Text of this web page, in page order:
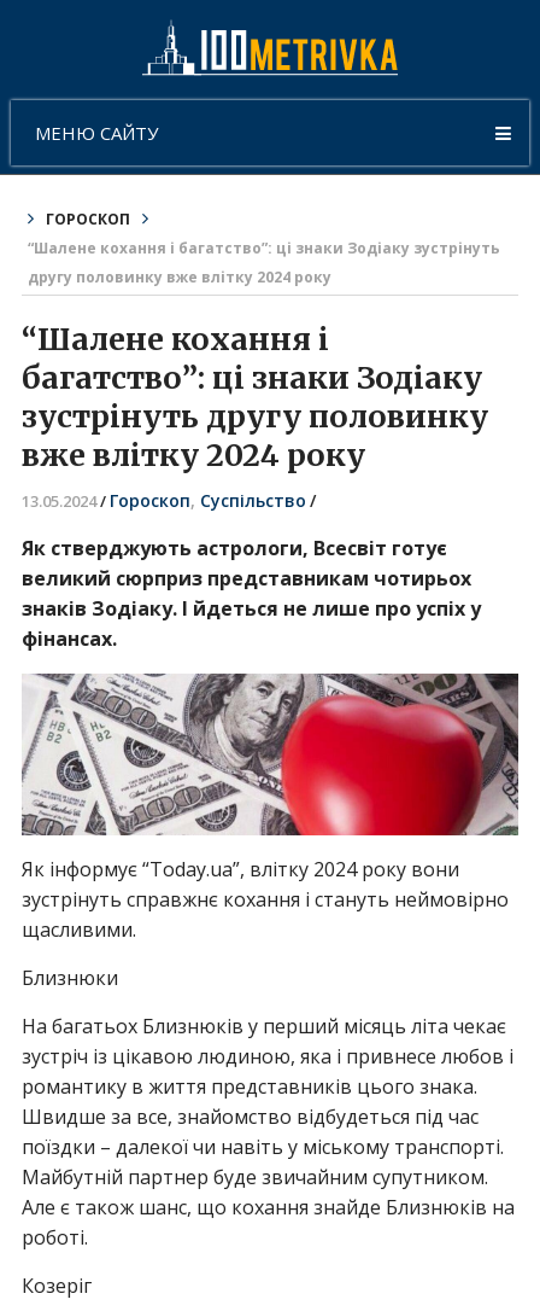
МЕНЮ САЙТУ
ГОРОСКОП
“Шалене кохання і багатство”: ці знаки Зодіаку зустрінуть
другу половинку вже влітку 2024 року
“Шалене кохання і
багатство”: ці знаки Зодіаку
зустрінуть другу половинку
вже влітку 2024 року
13.05.2024/ Гороскоп, Суспільство /
Як стверджують астрологи, Всесвіт готує
великий сюрприз представникам чотирьох
знаків Зодіаку. І йдеться не лише про успіх у
фінансах.
Як інформує “Today.ua”, влітку 2024 року вони
зустрінуть справжнє кохання і стануть неймовірно
щасливими.
Близнюки
На багатьох Близнюків у перший місяць літа чекає
зустріч із цікавою людиною, яка і привнесе любов і
романтику в життя представників цього знака.
Швидше за все, знайомство відбудеться під час
поїздки – далекої чи навіть у міському транспорті.
Майбутній партнер буде звичайним супутником.
Але є також шанс, що кохання знайде Близнюків на
роботі.
Козеріг